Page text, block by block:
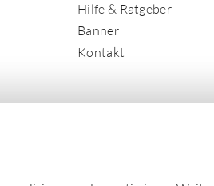
Hilfe & Ratgeber
Banner
Kontakt